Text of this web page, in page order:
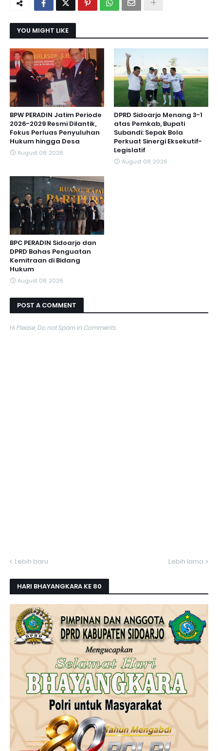
YOU MIGHT LIKE
BPW PERADIN Jatim Periode
2026-2029 Resmi Dilantik,
Fokus Perluas Penyuluhan
Hukum hingga Desa
August 08, 2026
DPRD Sidoarjo Menang 3-1
atas Pemkab, Bupati
Subandi: Sepak Bola
Perkuat Sinergi Eksekutif-
Legislatif
August 08, 2026
BPC PERADIN Sidoarjo dan
DPRD Bahas Penguatan
Kemitraan di Bidang
Hukum
August 08, 2026
POST A COMMENT
Hi Please, Do not Spam in Comments
Lebih baru Lebih lama
HARI BHAYANGKARA KE 80